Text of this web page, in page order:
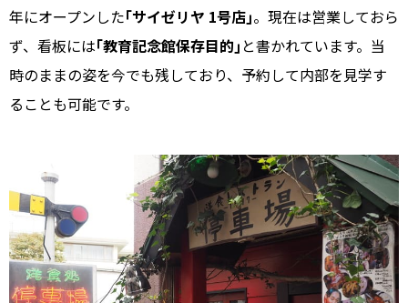
年にオープンした｢サイゼリヤ 1号店｣。現在は営業しておら
ず、看板には｢教育記念館保存目的｣ と書かれています。当
時のままの姿を今でも残しており、予約して内部を見学す
ることも可能です。